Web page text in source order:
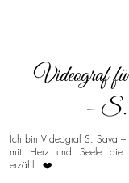
Videograf
– S.
Ich bin Videograf S. Sava
mit Herz und Seele die
erzählt. ❤️